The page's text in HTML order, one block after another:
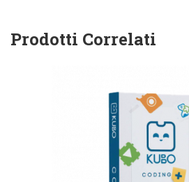
Prodotti Correlati